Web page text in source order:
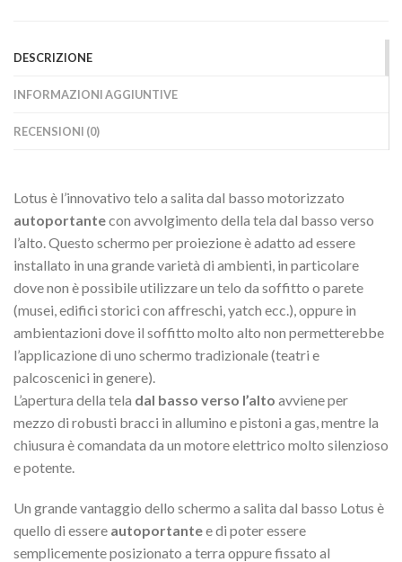
DESCRIZIONE
INFORMAZIONI AGGIUNTIVE
RECENSIONI (0)
Lotus è l’innovativo telo a salita dal basso motorizzato
autoportantecon avvolgimento della tela dal basso verso
l’alto. Questo schermo per proiezione è adatto ad essere
installato in una grande varietà di ambienti, in particolare
dove non è possibile utilizzare un telo da soffitto o parete
(musei, edifici storici con affreschi, yatch ecc.), oppure in
ambientazioni dove il soffitto molto alto non permetterebbe
l’applicazione di uno schermo tradizionale (teatri e
palcoscenici in genere).
L’apertura della tela dal basso verso l’alto avviene per
mezzo di robusti bracci in allumino e pistoni a gas, mentre la
chiusura è comandata da un motore elettrico molto silenzioso
e potente.
Un grande vantaggio dello schermo a salita dal basso Lotus è
quello di essere autoportantee di poter essere
semplicemente posizionato a terra oppure fissato al